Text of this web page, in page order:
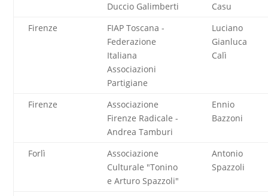
Duccio Galimberti
Casu
Firenze
FIAP Toscana -
Federazione
Italiana
Associazioni
Partigiane
Luciano
Gianluca
Calì
Firenze
Associazione
Firenze Radicale -
Andrea Tamburi
Ennio
Bazzoni
Forlì
Associazione
Culturale "Tonino
e Arturo Spazzoli"
Antonio
Spazzoli